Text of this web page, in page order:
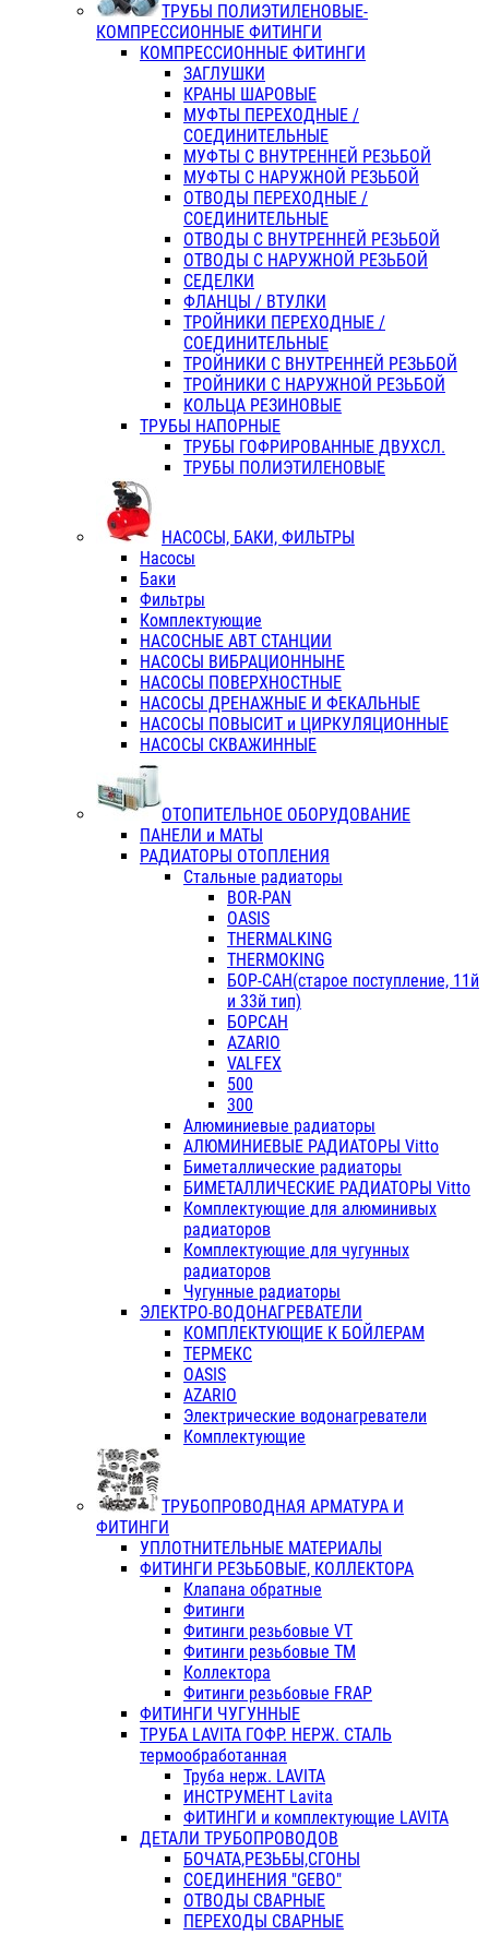
ТРУБЫ ПОЛИЭТИЛЕНОВЫЕ-
КОМПРЕССИОННЫЕ ФИТИНГИ
КОМПРЕССИОННЫЕ ФИТИНГИ
ЗАГЛУШКИ
КРАНЫ ШАРОВЫЕ
МУФТЫ ПЕРЕХОДНЫЕ /
СОЕДИНИТЕЛЬНЫЕ
МУФТЫ С ВНУТРЕННЕЙ РЕЗЬБОЙ
МУФТЫ С НАРУЖНОЙ РЕЗЬБОЙ
ОТВОДЫ ПЕРЕХОДНЫЕ /
СОЕДИНИТЕЛЬНЫЕ
ОТВОДЫ С ВНУТРЕННЕЙ РЕЗЬБОЙ
ОТВОДЫ С НАРУЖНОЙ РЕЗЬБОЙ
СЕДЕЛКИ
ФЛАНЦЫ / ВТУЛКИ
ТРОЙНИКИ ПЕРЕХОДНЫЕ /
СОЕДИНИТЕЛЬНЫЕ
ТРОЙНИКИ С ВНУТРЕННЕЙ РЕЗЬБОЙ
ТРОЙНИКИ С НАРУЖНОЙ РЕЗЬБОЙ
КОЛЬЦА РЕЗИНОВЫЕ
ТРУБЫ НАПОРНЫЕ
ТРУБЫ ГОФРИРОВАННЫЕ ДВУХСЛ.
ТРУБЫ ПОЛИЭТИЛЕНОВЫЕ
НАСОСЫ, БАКИ, ФИЛЬТРЫ
Насосы
Баки
Фильтры
Комплектующие
НАСОСНЫЕ АВТ СТАНЦИИ
НАСОСЫ ВИБРАЦИОННЫНЕ
НАСОСЫ ПОВЕРХНОСТНЫЕ
НАСОСЫ ДРЕНАЖНЫЕ И ФЕКАЛЬНЫЕ
НАСОСЫ ПОВЫСИТ и ЦИРКУЛЯЦИОННЫЕ
НАСОСЫ СКВАЖИННЫЕ
ОТОПИТЕЛЬНОЕ ОБОРУДОВАНИЕ
ПАНЕЛИ и МАТЫ
РАДИАТОРЫ ОТОПЛЕНИЯ
Стальные радиаторы
BOR-PAN
OASIS
THERMALKING
THERMOKING
БОР-САН(старое поступление, 11й
и 33й тип)
БОРСАН
AZARIO
VALFEX
500
300
Алюминиевые радиаторы
АЛЮМИНИЕВЫЕ РАДИАТОРЫ Vitto
Биметаллические радиаторы
БИМЕТАЛЛИЧЕСКИЕ РАДИАТОРЫ Vitto
Комплектующие для алюминивых
радиаторов
Комплектующие для чугунных
радиаторов
Чугунные радиаторы
ЭЛЕКТРО-ВОДОНАГРЕВАТЕЛИ
КОМПЛЕКТУЮЩИЕ К БОЙЛЕРАМ
ТЕРМЕКС
OASIS
AZARIO
Электрические водонагреватели
Комплектующие
ТРУБОПРОВОДНАЯ АРМАТУРА И
ФИТИНГИ
УПЛОТНИТЕЛЬНЫЕ МАТЕРИАЛЫ
ФИТИНГИ РЕЗЬБОВЫЕ, КОЛЛЕКТОРА
Клапана обратные
Фитинги
Фитинги резьбовые VT
Фитинги резьбовые ТМ
Коллектора
Фитинги резьбовые FRAP
ФИТИНГИ ЧУГУННЫЕ
ТРУБА LAVITA ГОФР. НЕРЖ. СТАЛЬ
термообработанная
Труба нерж. LAVITA
ИНСТРУМЕНТ Lavita
ФИТИНГИ и комплектующие LAVITA
ДЕТАЛИ ТРУБОПРОВОДОВ
БОЧАТА,РЕЗЬБЫ,СГОНЫ
СОЕДИНЕНИЯ "GEBO"
ОТВОДЫ СВАРНЫЕ
ПЕРЕХОДЫ СВАРНЫЕ